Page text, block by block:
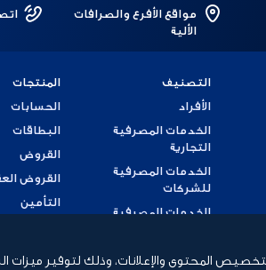
المحتوى والإعلانات، وذلك لتوفير ميزات
مواقع الأفرع والصرافات
الألية
التصنيف
الأفراد
الخدمات المصرفية
التجارية
الخدمات المصرفية
للشركات
الخدمات المصرفية
الخدمات المصرفية
المنتجات
الحسابات
البطاقات
القروض
القروض
التأمين